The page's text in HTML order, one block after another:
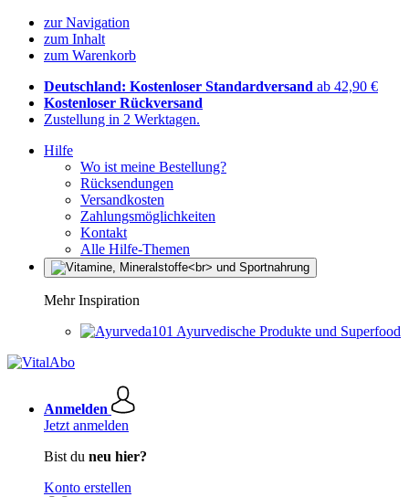
zur Navigation
zum Inhalt
zum Warenkorb
Deutschland: Kostenloser Standardversand ab 42,90 €
Kostenloser Rückversand
Zustellung in 2 Werktagen.
Hilfe
Wo ist meine Bestellung?
Rücksendungen
Versandkosten
Zahlungsmöglichkeiten
Kontakt
Alle Hilfe-Themen
Mehr Inspiration
Ayurvedische Produkte und Superfood
Anmelden
Jetzt anmelden
Bist du neu hier?
Konto erstellen